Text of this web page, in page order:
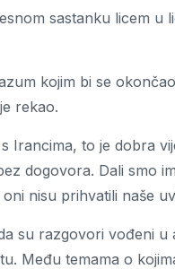
sastanku licem u
kojim bi se
rekao.
Irancima, to je dobra
dogovora. Dali smo
nisu prihvatili naše
su razgovori vođeni u
Među temama o